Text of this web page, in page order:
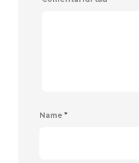
Name *